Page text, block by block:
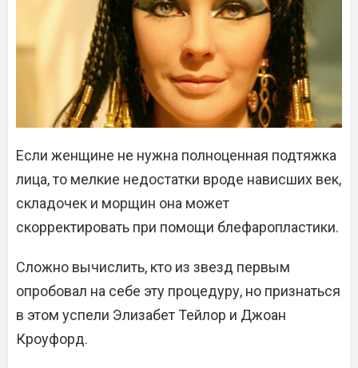
Если женщине не нужна полноценная подтяжка
лица, то мелкие недостатки вроде нависших век,
складочек и морщин она может
скорректировать при помощи блефаропластики.
Сложно вычислить, кто из звезд первым
опробовал на себе эту процедуру, но признаться
в этом успели Элизабет Тейлор и Джоан
Кроуфорд.